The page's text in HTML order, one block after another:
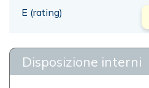
E (rating)
Disposizione interni